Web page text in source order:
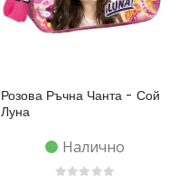
Розова Ръчна Чанта - Сой
Луна
Налично